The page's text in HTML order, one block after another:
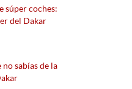
súper coches:
del Dakar
sabías de la